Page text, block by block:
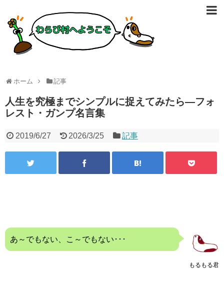
ホーム 記事
人生を究極までシンプルに捉えてみたら―フォ
レスト・ガンプ名言集
2019/6/27 2026/3/25 記事
もるもる君
あ～でもない、こ～でもない･･･